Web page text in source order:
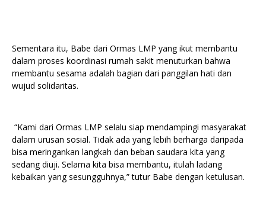
Sementara itu, Babe dari Ormas LMP yang ikut membantu
dalam proses koordinasi rumah sakit menuturkan bahwa
membantu sesama adalah bagian dari panggilan hati dan
wujud solidaritas.
“Kami dari Ormas LMP selalu siap mendampingi masyarakat
dalam urusan sosial. Tidak ada yang lebih berharga daripada
bisa meringankan langkah dan beban saudara kita yang
sedang diuji. Selama kita bisa membantu, itulah ladang
kebaikan yang sesungguhnya,” tutur Babe dengan ketulusan.